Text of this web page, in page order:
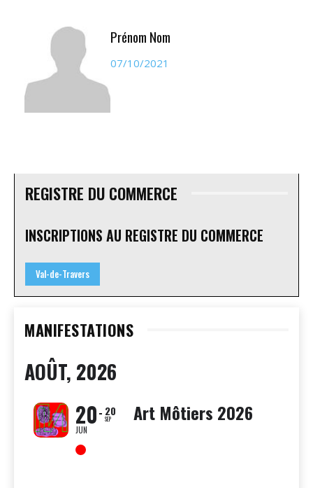
Prénom Nom
07/10/2021
REGISTRE DU COMMERCE
INSCRIPTIONS AU REGISTRE DU COMMERCE
Val-de-Travers
MANIFESTATIONS
AOÛT, 2026
20
JUN
20
SEP Art Môtiers 2026